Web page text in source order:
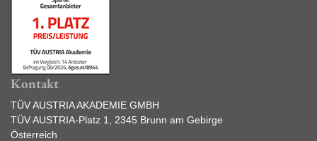
Kontakt
TÜV AUSTRIA AKADEMIE GMBH
TÜV AUSTRIA-Platz 1, 2345 Brunn am Gebirge
Österreich